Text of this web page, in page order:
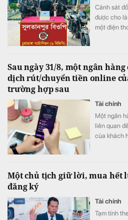
Cảnh sát
được cho
một điện
Sau ngày 31/8, một ngân
dịch rút/chuyển tiền online
trường hợp sau
Tài chính
Một ngân
liên quan
của khách
Một chủ tịch giữ lời, mua hết
đăng ký
Tài chính
Tạm tính